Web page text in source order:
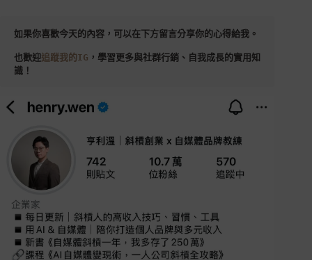
如果你喜歡今天的內容，可以在下方留言分享你的心得給我。
也歡迎追蹤我的IG ，學習更多與社群行銷、自我成長的實用知
識！